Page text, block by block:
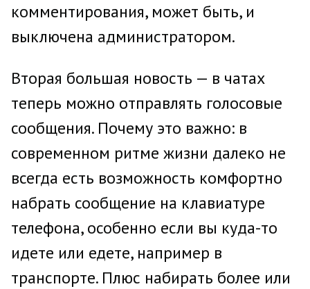
комментирования, может быть, и
выключена администратором.
Вторая большая новость — в чатах
теперь можно отправлять голосовые
сообщения. Почему это важно: в
современном ритме жизни далеко не
всегда есть возможность комфортно
набрать сообщение на клавиатуре
телефона, особенно если вы куда-то
идете или едете, например в
транспорте. Плюс набирать более или